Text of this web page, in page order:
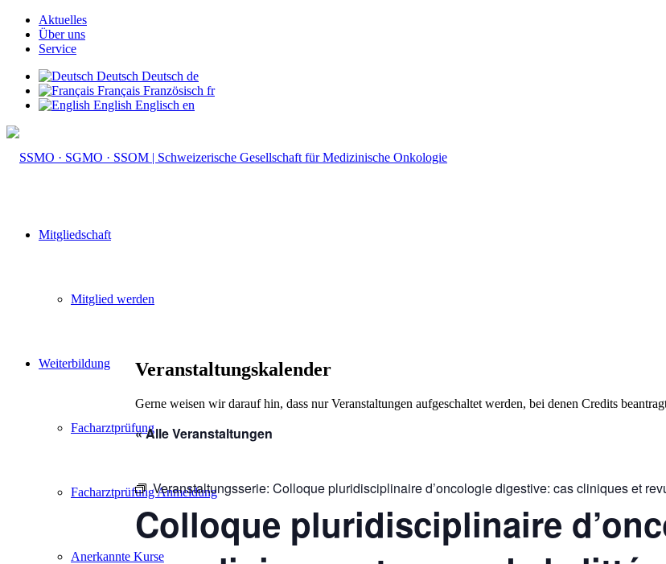
Aktuelles
Über uns
Service
Deutsch Deutsch de
Français Französisch fr
English Englisch en
Mitgliedschaft
Mitglied werden
Weiterbildung
Facharztprüfung
Facharztprüfung Anmeldung
Anerkannte Kurse
Veranstaltungskalender
Gerne weisen wir darauf hin, dass nur Veranstaltungen aufgeschaltet werden, bei denen Credits
« Alle Veranstaltungen
Veranstaltungsserie: Colloque pluridisciplinaire d’oncologie digestive: cas cliniques et
Colloque pluridisciplinaire